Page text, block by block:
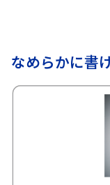
なめらかに書